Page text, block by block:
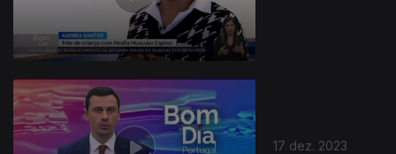
17 dez. 2023